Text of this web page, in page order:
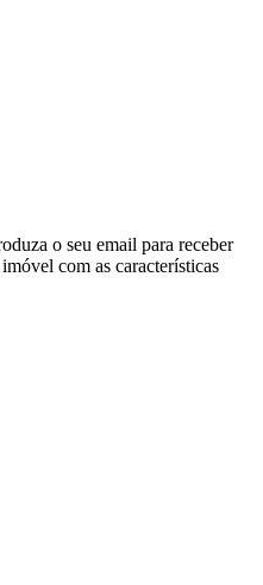
o seu email para receber
com as características